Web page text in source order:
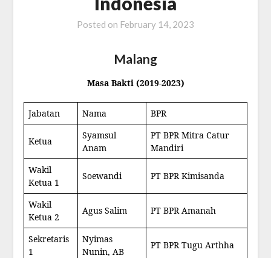
Posted on February 14, 2023
Malang
Masa Bakti (2019-2023)
Jabatan Nama BPR
Ketua
Syamsul
Anam
PT BPR Mitra Catur
Mandiri
Wakil
Ketua 1
Soewandi PT BPR Kimisanda
Wakil
Ketua 2
Agus Salim PT BPR Amanah
Sekretaris
1
Nyimas
Nunin, AB
PT BPR Tugu Arthha